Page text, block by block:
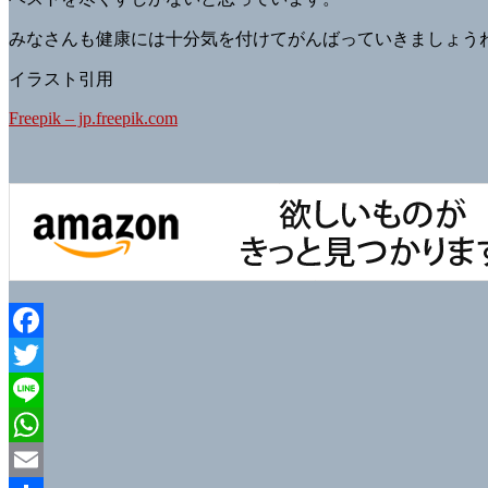
みなさんも健康には十分気を付けてがんばっていきましょう
イラスト引用
Freepik – jp.freepik.com
Facebook
Twitter
Line
WhatsApp